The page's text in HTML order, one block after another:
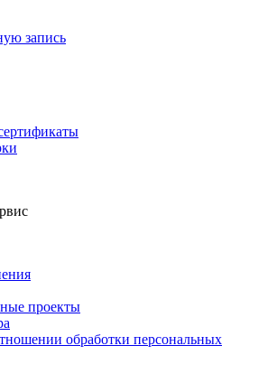
запись
проекты
обработки персональных